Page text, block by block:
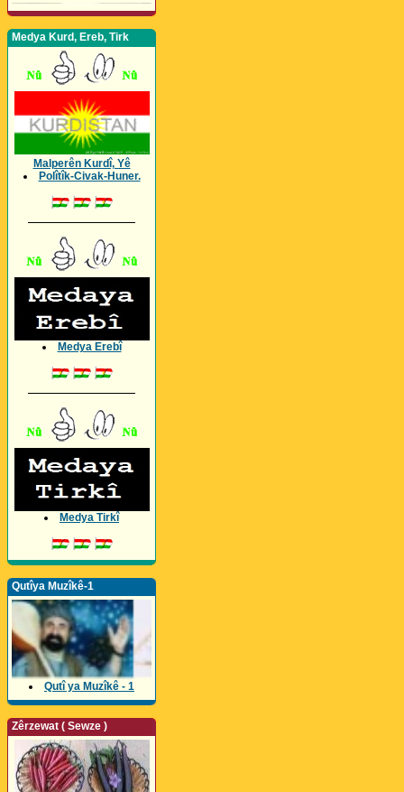
Medya Kurd, Ereb, Tirk
Malperên Kurdî, Yê
Polîtîk-Civak-Huner.
Medya Erebî
Medya Tirkî
Qutîya Muzîkê-1
Qutî ya Muzîkê - 1
Zêrzewat ( Sewze )